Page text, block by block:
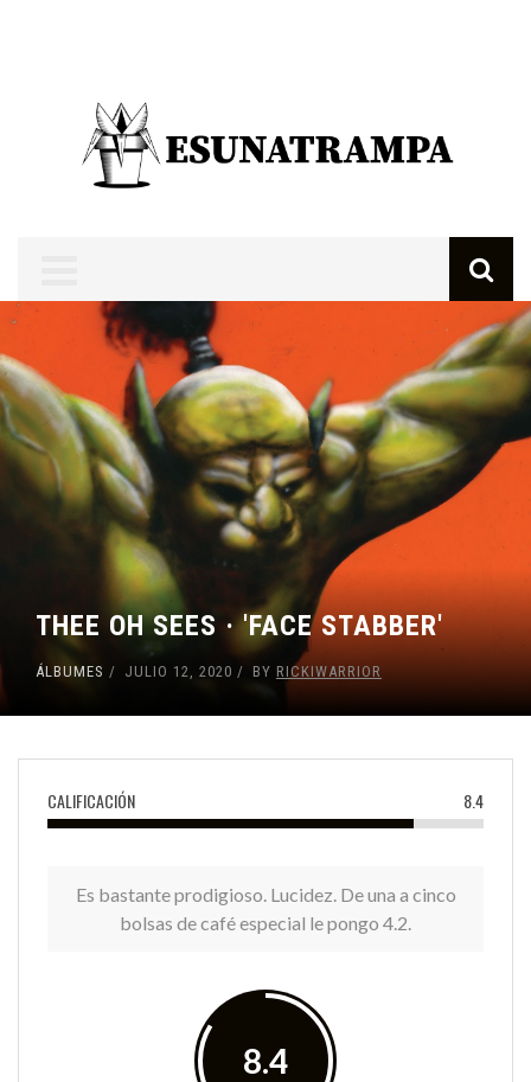
THEE OH SEES · 'FACE STABBER'
ÁLBUMES JULIO 12, 2020 BY RICKIWARRIOR
CALIFICACIÓN 8.4
Es bastante prodigioso. Lucidez. De una a cinco
bolsas de café especial le pongo 4.2.
8.4